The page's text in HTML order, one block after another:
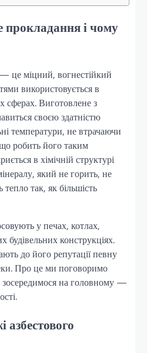
прокладання і чому
це міцний, вогнестійкий
використовується в
сферах. Виготовлене з
своєю здатністю
температури, не втрачаючи
робить його таким
в хімічній структурі
який не горить, не
так, як більшість
у печах, котлах,
будівельних конструкціях.
до його репутації певну
Про це ми поговоримо
на головному —
азбестового